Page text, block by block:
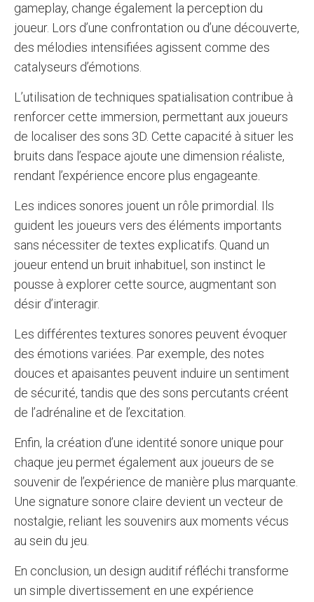
gameplay, change également la perception du
joueur. Lors d’une confrontation ou d’une découverte,
des mélodies intensifiées agissent comme des
catalyseurs d’émotions.
L’utilisation de techniques spatialisation contribue à
renforcer cette immersion, permettant aux joueurs
de localiser des sons 3D. Cette capacité à situer les
bruits dans l’espace ajoute une dimension réaliste,
rendant l’expérience encore plus engageante.
Les indices sonores jouent un rôle primordial. Ils
guident les joueurs vers des éléments importants
sans nécessiter de textes explicatifs. Quand un
joueur entend un bruit inhabituel, son instinct le
pousse à explorer cette source, augmentant son
désir d’interagir.
Les différentes textures sonores peuvent évoquer
des émotions variées. Par exemple, des notes
douces et apaisantes peuvent induire un sentiment
de sécurité, tandis que des sons percutants créent
de l’adrénaline et de l’excitation.
Enfin, la création d’une identité sonore unique pour
chaque jeu permet également aux joueurs de se
souvenir de l’expérience de manière plus marquante.
Une signature sonore claire devient un vecteur de
nostalgie, reliant les souvenirs aux moments vécus
au sein du jeu.
En conclusion, un design auditif réfléchi transforme
un simple divertissement en une expérience